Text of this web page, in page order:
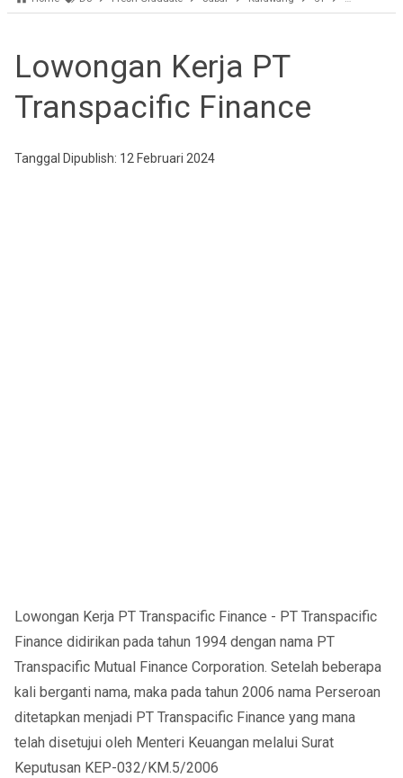
Lowongan Kerja PT
Transpacific Finance
Tanggal Dipublish: 12 Februari 2024
Lowongan Kerja PT Transpacific Finance - PT Transpacific
Finance didirikan pada tahun 1994 dengan nama PT
Transpacific Mutual Finance Corporation. Setelah beberapa
kali berganti nama, maka pada tahun 2006 nama Perseroan
ditetapkan menjadi PT Transpacific Finance yang mana
telah disetujui oleh Menteri Keuangan melalui Surat
Keputusan KEP-032/KM.5/2006